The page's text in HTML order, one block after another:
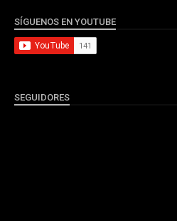
SÍGUENOS EN YOUTUBE
SEGUIDORES